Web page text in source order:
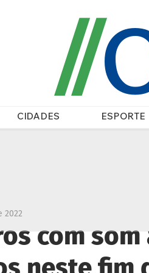
CIDADES ESPORTE
//
com
2022